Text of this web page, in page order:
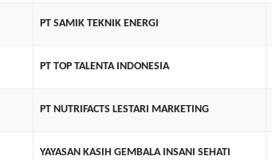
PT SAMIK TEKNIK ENERGI
PT TOP TALENTA INDONESIA
PT NUTRIFACTS LESTARI MARKETING
YAYASAN KASIH GEMBALA INSANI SEHATI